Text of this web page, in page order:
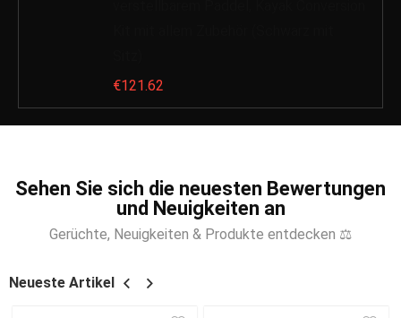
€121.62
Sehen Sie sich die neuesten Bewertungen
und Neuigkeiten an
Gerüchte, Neuigkeiten & Produkte entdecken ⚖
Neueste Artikel